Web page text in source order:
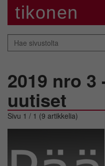
tikonen
Hae
sivustolta
2019 nro 3
uutiset
Sivu 1 / 1 (9 artikkelia)